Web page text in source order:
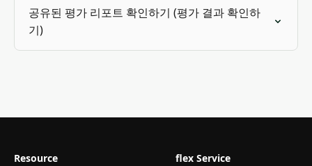
공유된 평가 리포트 확인하기 (평가 결과 확인하
기)
Resource flex Service